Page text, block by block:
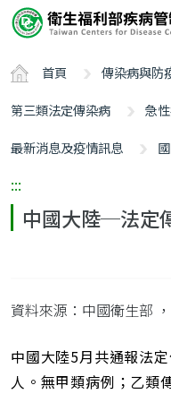
要
容
ALT+C
首頁 傳染病與防
第三類法定傳染病
急
最新消息及疫情訊息
:::
中國大陸─法定
資料來源：中國衛生部
中國大陸5月共通報法
人。無甲類病例；乙類